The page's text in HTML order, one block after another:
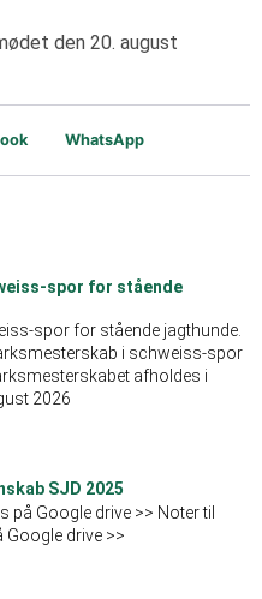
WhatsApp
spor for stående
spor for stående jagthunde.
i schweiss-spor
afholdes i
2026
SJD 2025
på Google drive >> Noter til
drive >>
den 20. august